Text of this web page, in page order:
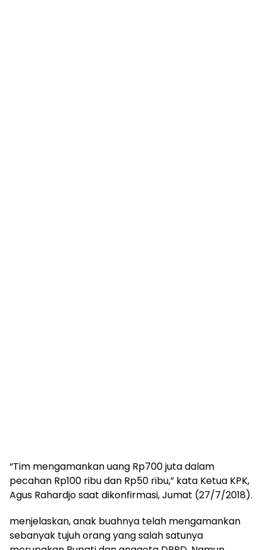
“Tim mengamankan uang Rp700 juta dalam
pecahan Rp100 ribu dan Rp50 ribu,” kata Ketua KPK,
Agus Rahardjo saat dikonfirmasi, Jumat (27/7/2018).
menjelaskan, anak buahnya telah mengamankan
sebanyak tujuh orang yang salah satunya